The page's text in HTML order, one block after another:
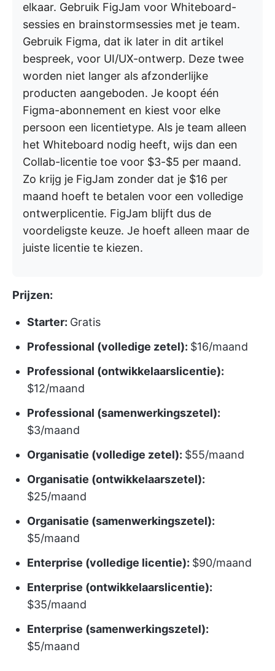
elkaar. Gebruik FigJam voor Whiteboard-
sessies en brainstormsessies met je team.
Gebruik Figma, dat ik later in dit artikel
bespreek, voor UI/UX-ontwerp. Deze twee
worden niet langer als afzonderlijke
producten aangeboden. Je koopt één
Figma-abonnement en kiest voor elke
persoon een licentietype. Als je team alleen
het Whiteboard nodig heeft, wijs dan een
Collab-licentie toe voor $3-$5 per maand.
Zo krijg je FigJam zonder dat je $16 per
maand hoeft te betalen voor een volledige
ontwerplicentie. FigJam blijft dus de
voordeligste keuze. Je hoeft alleen maar de
juiste licentie te kiezen.
Prijzen:
Starter: Gratis
Professional (volledige zetel): $16/maand
Professional (ontwikkelaarslicentie):
$12/maand
Professional (samenwerkingszetel):
$3/maand
Organisatie (volledige zetel): $55/maand
Organisatie (ontwikkelaarszetel):
$25/maand
Organisatie (samenwerkingszetel):
$5/maand
Enterprise (volledige licentie): $90/maand
Enterprise (ontwikkelaarslicentie):
$35/maand
Enterprise (samenwerkingszetel):
$5/maand